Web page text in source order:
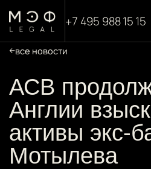
+7 495 988 15 15
все новости
АСВ
Англии
активы экс-
Мотылева